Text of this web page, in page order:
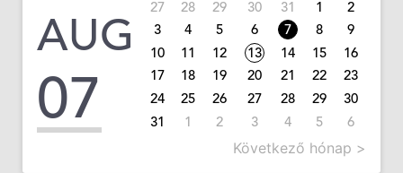
AUG
07
27 28 29 30 31 1
2
3
4 5 6 7 8
9
10
11 12 13 14 15
16
17
18 19 20 21 22
23
24
25 26 27 28 29
30
31
1 2 3 4 5 6
Következő hónap >